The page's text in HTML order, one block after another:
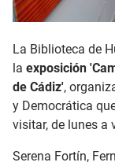
La Biblioteca de
la exposición
de Cádiz',
y Democrática
visitar, de lunes a
Serena Fortín,